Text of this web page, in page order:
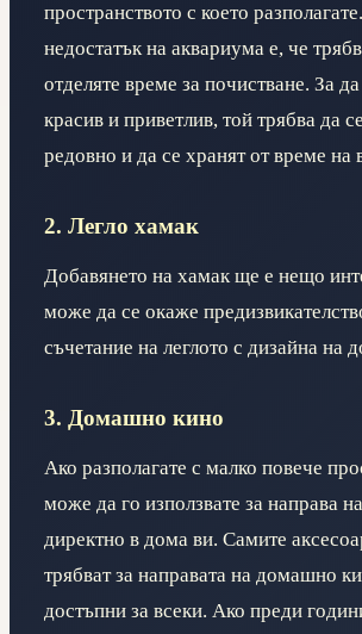
пространството с което
недостатък на аквариума е, че
отделяте време за почистване. За
красив и приветлив, той трябва да
редовно и да се хранят от време на
2. Легло хамак
Добавянето на хамак ще е нещо
може да се окаже
съчетание на леглото с дизайна на
3. Домашно кино
Ако разполагате с малко повече
може да го използвате за направа
директно в дома ви. Самите
трябват за направата на домашно
достъпни за всеки. Ако преди